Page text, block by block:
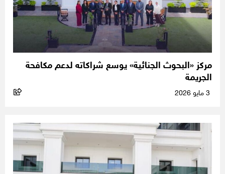
مركز «البحوث الجنائية» يوسع شراكاته لدعم مكافحة
الجريمة